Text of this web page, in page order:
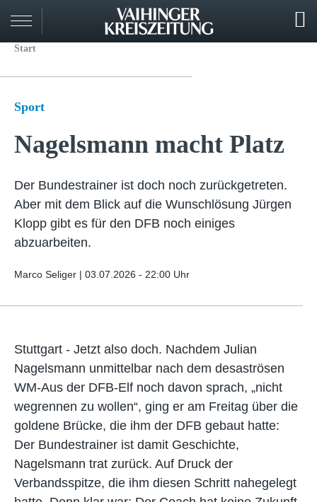
Start
Sport
Nagelsmann macht Platz
Der Bundestrainer ist doch noch zurückgetreten.
Aber mit dem Blick auf die Wunschlösung Jürgen
Klopp gibt es für den DFB noch einiges
abzuarbeiten.
Marco Seliger | 03.07.2026 - 22:00 Uhr
Stuttgart - Jetzt also doch. Nachdem Julian
Nagelsmann unmittelbar nach dem desaströsen
WM-Aus der DFB-Elf noch davon sprach, „nicht
wegrennen zu wollen“, ging er am Freitag über die
goldene Brücke, die ihm der DFB gebaut hatte:
Der Bundestrainer ist damit Geschichte,
Nagelsmann trat zurück. Auf Druck der
Verbandsspitze, die ihm diesen Schritt nahegelegt